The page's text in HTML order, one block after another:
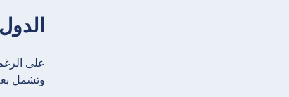
على
وتشمل